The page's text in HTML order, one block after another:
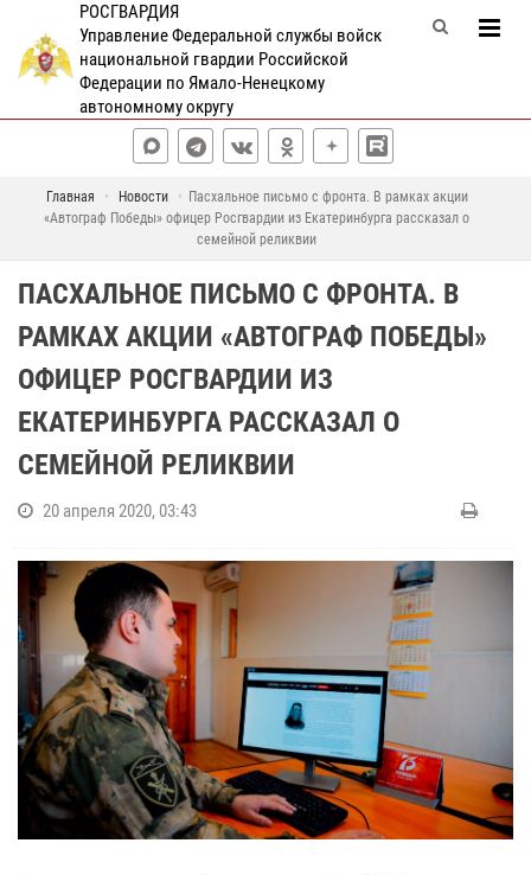
РОСГВАРДИЯ
Управление Федеральной службы войск
национальной гвардии Российской
Федерации по Ямало-Ненецкому
автономному округу
Главная Новости
Пасхальное письмо с фронта. В рамках акции
«Автограф Победы» офицер Росгвардии из Екатеринбурга рассказал о
семейной реликвии
ПАСХАЛЬНОЕ ПИСЬМО С ФРОНТА. В
РАМКАХ АКЦИИ «АВТОГРАФ ПОБЕДЫ»
ОФИЦЕР РОСГВАРДИИ ИЗ
ЕКАТЕРИНБУРГА РАССКАЗАЛ О
СЕМЕЙНОЙ РЕЛИКВИИ
20 апреля 2020, 03:43